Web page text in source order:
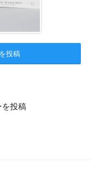
投稿
を投稿